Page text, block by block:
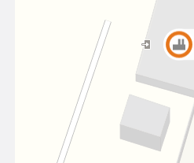
Наши лоты
Новости
Продавцам
Покупателям
Аукцион 2025
Аукцион 2024